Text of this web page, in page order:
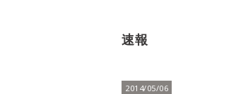
速報
2014/05/06